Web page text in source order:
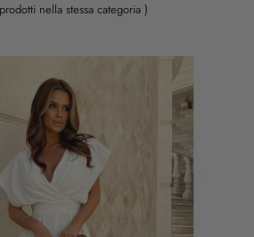
nella stessa categoria )